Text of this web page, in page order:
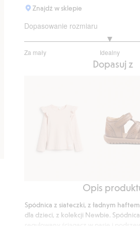
Znajdź w sklepie
Dopasowanie rozmiaru
Za mały Idealny
na
Dopasuj z
Sandały
Opis
Spódnica z siateczki, z ładnym
dla dzieci, z kolekcji Newbie.